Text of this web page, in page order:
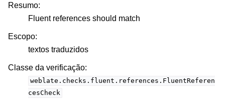
Resumo:
Fluent references should match
Escopo:
textos traduzidos
Classe da verificação:
weblate.checks.fluent.references.FluentReferen
cesCheck